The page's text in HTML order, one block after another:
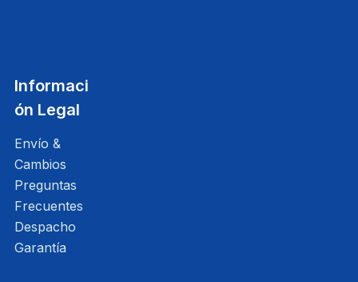
Informaci
ón Legal
Envío &
Cambios
Preguntas
Frecuentes
Despacho
Garantía